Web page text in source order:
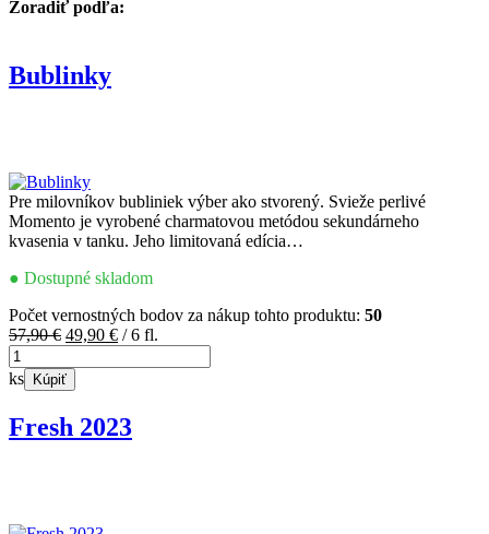
Zoradiť podľa:
Bublinky
Pre milovníkov bubliniek výber ako stvorený. Svieže perlivé
Momento je vyrobené charmatovou metódou sekundárneho
kvasenia v tanku. Jeho limitovaná edícia…
● Dostupné skladom
Počet vernostných bodov za nákup tohto produktu: 50
57,90€ Pôvodná
bola:
57,90 €.
49,90 €Aktuálna
je:
/ 6 fl.
množstvo
Bublinky
ks Kúpiť
Fresh 2023